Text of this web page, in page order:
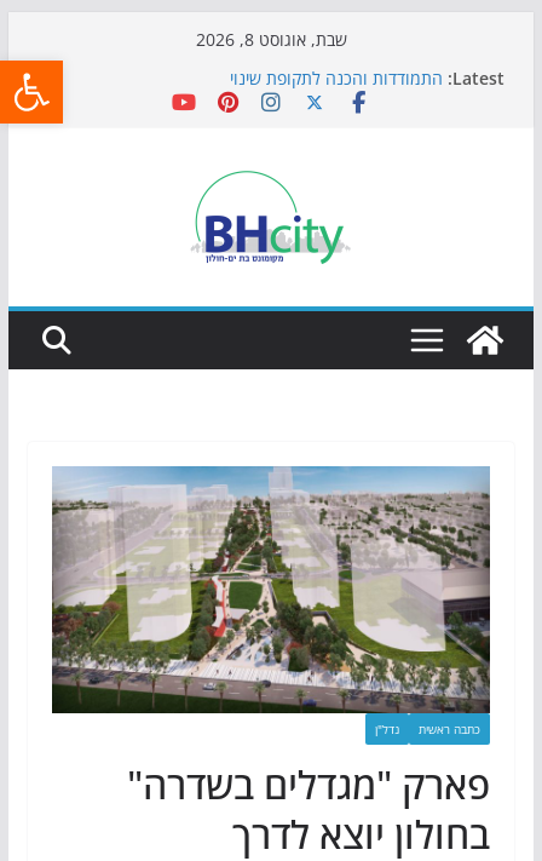
שבת, אוגוסט 8, 2026
Latest: התמודדות והכנה לתקופת שינוי
אי ההרפתקאות ממשיך לכבוש את הגינות: מאות משפחות
כדורגל באווירה מיוחדת: הקרנת גמר המונדיאל בטרמינל
הקיץ של בני הנוער בבת־ים: חוף הריביירה הופך למרחב
בטוח בשעות הערב
כתבה ראשית נדל"ן
פארק "מגדלים בשדרה"
בחולון יוצא לדרך